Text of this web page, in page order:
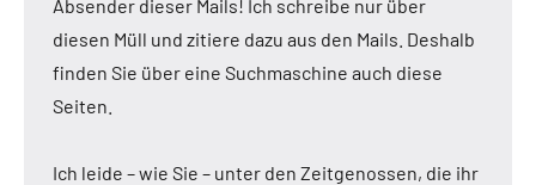
Absender dieser Mails! Ich schreibe nur über
diesen Müll und zitiere dazu aus den Mails. Deshalb
finden Sie über eine Suchmaschine auch diese
Seiten.
Ich leide – wie Sie – unter den Zeitgenossen, die ihr